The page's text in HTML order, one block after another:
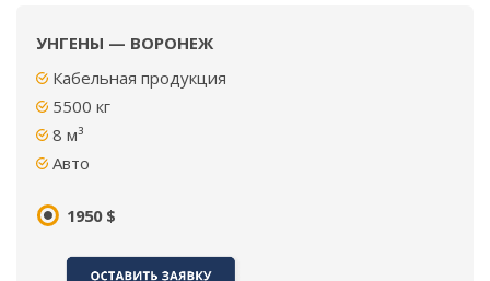
УНГЕНЫ — ВОРОНЕЖ
Кабельная продукция
5500 кг
8 м³
Авто
1950 $